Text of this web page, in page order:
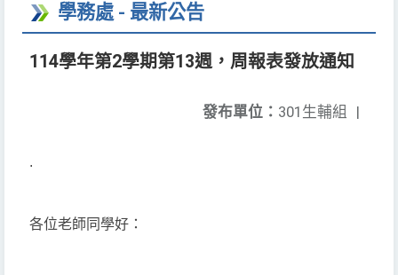
學務處 - 最新公告
114學年第2學期第13週，周報表發放通知
發布單位： 301生輔組 |
.
各位老師同學好：